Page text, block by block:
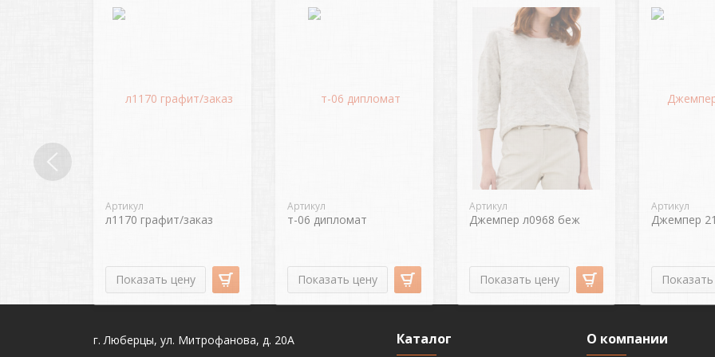
Артикул
л1170 графит/заказ
Показать цену
Артикул
т-06 дипломат
Показать цену
Артикул
Джемпер л0968 беж
Показать цену
Артикул
Джемпер
г. Люберцы, ул. Митрофанова, д. 20А Каталог О компании